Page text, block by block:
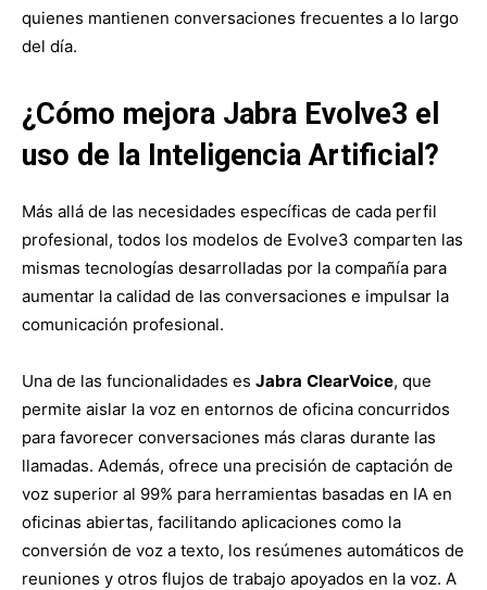
quienes mantienen conversaciones frecuentes a lo largo
del día.
¿Cómo mejora Jabra Evolve3 el
uso de la Inteligencia Artificial?
Más allá de las necesidades específicas de cada perfil
profesional, todos los modelos de Evolve3 comparten las
mismas tecnologías desarrolladas por la compañía para
aumentar la calidad de las conversaciones e impulsar la
comunicación profesional.
Una de las funcionalidades es Jabra ClearVoice, que
permite aislar la voz en entornos de oficina concurridos
para favorecer conversaciones más claras durante las
llamadas. Además, ofrece una precisión de captación de
voz superior al 99% para herramientas basadas en IA en
oficinas abiertas, facilitando aplicaciones como la
conversión de voz a texto, los resúmenes automáticos de
reuniones y otros flujos de trabajo apoyados en la voz. A